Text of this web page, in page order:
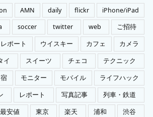
AMN daily flickr
iPhone/iPad
soccer twitter web
ご招待
ポート ウイスキー カフェ
カメラ
イ スイーツ チェコ
テクニック
モニター モバイル
ライフハック
レポート 写真記事
列車・鉄道
最安値 東京 楽天 浦和
渋谷